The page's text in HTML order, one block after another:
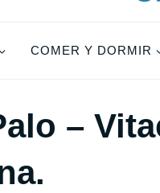
COMER Y DORMIR
–